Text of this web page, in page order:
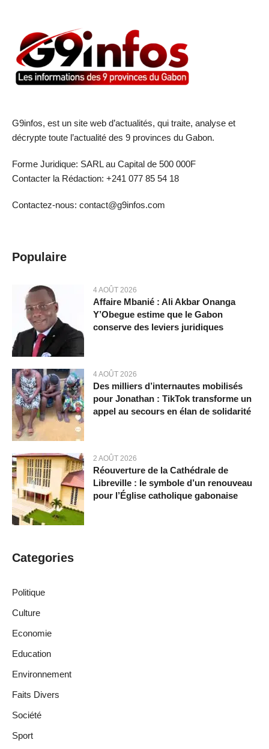
G9infos, est un site web d’actualités, qui traite, analyse et
décrypte toute l’actualité des 9 provinces du Gabon.
Forme Juridique: SARL au Capital de 500 000F
Contacter la Rédaction: +241 077 85 54 18
Contactez-nous: contact@g9infos.com
Populaire
4 AOÛT 2026
Affaire Mbanié : Ali Akbar Onanga
Y’Obegue estime que le Gabon
conserve des leviers juridiques
4 AOÛT 2026
Des milliers d’internautes mobilisés
pour Jonathan : TikTok transforme un
appel au secours en élan de solidarité
2 AOÛT 2026
Réouverture de la Cathédrale de
Libreville : le symbole d’un renouveau
pour l’Église catholique gabonaise
Categories
Politique
Culture
Economie
Education
Environnement
Faits Divers
Société
Sport